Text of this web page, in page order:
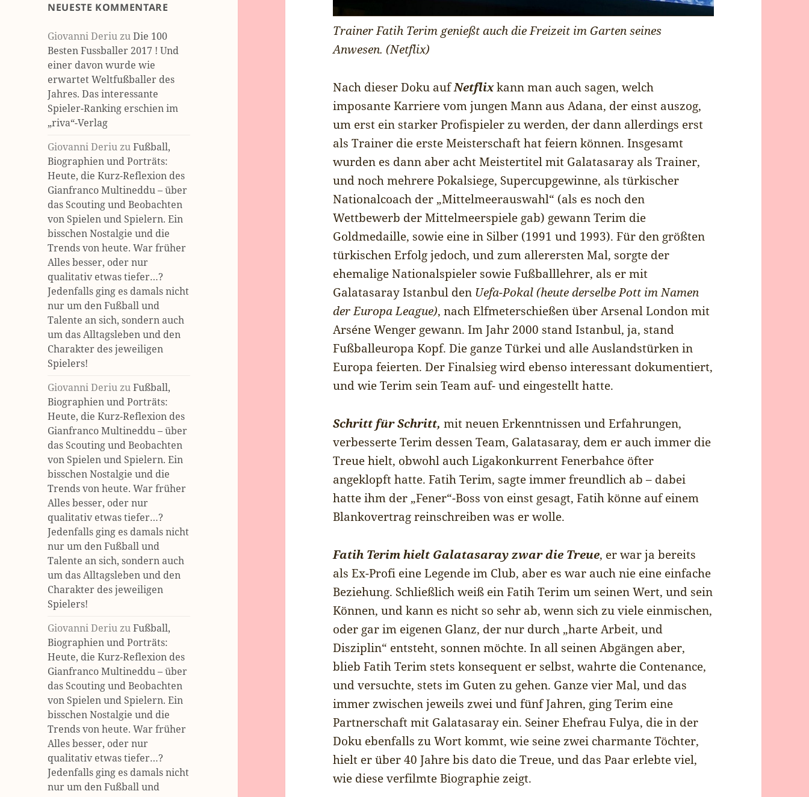
NEUESTE KOMMENTARE
Giovanni DeriuzuDie 100
Besten Fussballer 2017 ! Und
einer davon wurde wie
erwartet Weltfußballer des
Jahres. Das interessante
Spieler-Ranking erschien im
„riva“-Verlag
Giovanni DeriuzuFußball,
Biographien und Porträts:
Heute, die Kurz-Reflexion des
Gianfranco Multineddu – über
das Scouting und Beobachten
von Spielen und Spielern. Ein
bisschen Nostalgie und die
Trends von heute. War früher
Alles besser, oder nur
qualitativ etwas tiefer…?
Jedenfalls ging es damals nicht
nur um den Fußball und
Talente an sich, sondern auch
um das Alltagsleben und den
Charakter des jeweiligen
Spielers!
Giovanni DeriuzuFußball,
Biographien und Porträts:
Heute, die Kurz-Reflexion des
Gianfranco Multineddu – über
das Scouting und Beobachten
von Spielen und Spielern. Ein
bisschen Nostalgie und die
Trends von heute. War früher
Alles besser, oder nur
qualitativ etwas tiefer…?
Jedenfalls ging es damals nicht
nur um den Fußball und
Talente an sich, sondern auch
um das Alltagsleben und den
Charakter des jeweiligen
Spielers!
Giovanni DeriuzuFußball,
Biographien und Porträts:
Heute, die Kurz-Reflexion des
Gianfranco Multineddu – über
das Scouting und Beobachten
von Spielen und Spielern. Ein
bisschen Nostalgie und die
Trends von heute. War früher
Alles besser, oder nur
qualitativ etwas tiefer…?
Jedenfalls ging es damals nicht
nur um den Fußball und
Trainer Fatih Terim genießt auch die Freizeit im Garten seines
Anwesen. (Netflix)
Nach dieser Doku aufNetflixkann man auch sagen, welch
imposante Karriere vom jungen Mann aus Adana, der einst auszog,
um erst ein starker Profispieler zu werden, der dann allerdings erst
als Trainer die erste Meisterschaft hat feiern können. Insgesamt
wurden es dann aber acht Meistertitel mit Galatasaray als Trainer,
und noch mehrere Pokalsiege, Supercupgewinne, als türkischer
Nationalcoach der „Mittelmeerauswahl“ (als es noch den
Wettbewerb der Mittelmeerspiele gab) gewann Terim die
Goldmedaille, sowie eine in Silber (1991 und 1993). Für den größten
türkischen Erfolg jedoch, und zum allerersten Mal, sorgte der
ehemalige Nationalspieler sowie Fußballlehrer, als er mit
Galatasaray Istanbul den Uefa-Pokal (heute derselbe Pott im Namen
der Europa League), nach Elfmeterschießen über Arsenal London mit
Arséne Wenger gewann. Im Jahr 2000 stand Istanbul, ja, stand
Fußballeuropa Kopf. Die ganze Türkei und alle Auslandstürken in
Europa feierten. Der Finalsieg wird ebenso interessant dokumentiert,
und wie Terim sein Team auf- und eingestellt hatte.
Schritt für Schritt, mit neuen Erkenntnissen und Erfahrungen,
verbesserte Terim dessen Team, Galatasaray, dem er auch immer die
Treue hielt, obwohl auch Ligakonkurrent Fenerbahce öfter
angeklopft hatte. Fatih Terim, sagte immer freundlich ab – dabei
hatte ihm der „Fener“-Boss von einst gesagt, Fatih könne auf einem
Blankovertrag reinschreiben was er wolle.
Fatih Terim hielt Galatasaray zwar die Treue, er war ja bereits
als Ex-Profi eine Legende im Club, aber es war auch nie eine einfache
Beziehung. Schließlich weiß ein Fatih Terim um seinen Wert, und sein
Können, und kann es nicht so sehr ab, wenn sich zu viele einmischen,
oder gar im eigenen Glanz, der nur durch „harte Arbeit, und
Disziplin“ entsteht, sonnen möchte. In all seinen Abgängen aber,
blieb Fatih Terim stets konsequent er selbst, wahrte die Contenance,
und versuchte, stets im Guten zu gehen. Ganze vier Mal, und das
immer zwischen jeweils zwei und fünf Jahren, ging Terim eine
Partnerschaft mit Galatasaray ein. Seiner Ehefrau Fulya, die in der
Doku ebenfalls zu Wort kommt, wie seine zwei charmante Töchter,
hielt er über 40 Jahre bis dato die Treue, und das Paar erlebte viel,
wie diese verfilmte Biographie zeigt.